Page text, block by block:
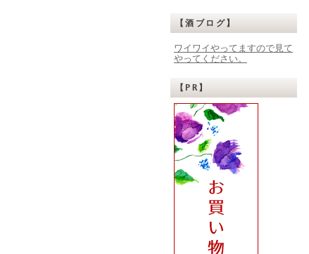
【酒ブログ】
ワイワイやってますので見て
やってください。
【PR】